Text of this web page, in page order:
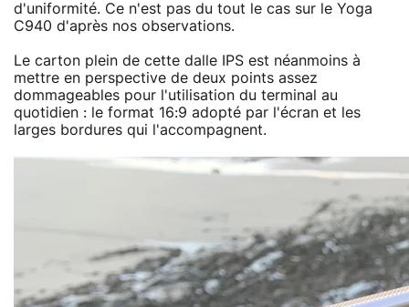
d'uniformité. Ce n'est pas du tout le cas sur le Yoga
C940 d'après nos observations.
Le carton plein de cette dalle IPS est néanmoins à
mettre en perspective de deux points assez
dommageables pour l'utilisation du terminal au
quotidien : le format 16:9 adopté par l'écran et les
larges bordures qui l'accompagnent.